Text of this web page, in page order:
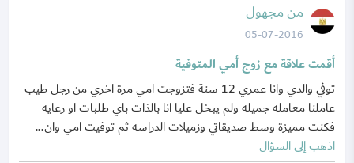
من مجهول
05-07-2016
أقمت علاقة مع زوج أمي المتوفية
توفي والدي وانا عمري 12 سنة فتزوجت امي مرة اخري من رجل طيب
عاملنا معامله جميله ولم يبخل عليا انا بالذات باي طلبات او رعايه
فكنت مميزة وسط صديقاتي وزميلات الدراسه ثم توفيت امي وان...
اذهب إلى السؤال